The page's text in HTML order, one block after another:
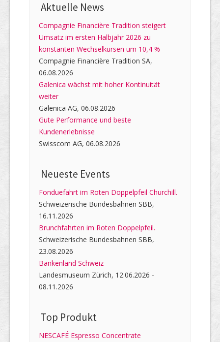
Aktuelle News
Compagnie Financière Tradition steigert
Umsatz im ersten Halbjahr 2026 zu
konstanten Wechselkursen um 10,4 %
Compagnie Financière Tradition SA,
06.08.2026
Galenica wächst mit hoher Kontinuität
weiter
Galenica AG, 06.08.2026
Gute Performance und beste
Kundenerlebnisse
Swisscom AG, 06.08.2026
Neueste Events
Fonduefahrt im Roten Doppelpfeil Churchill.
Schweizerische Bundesbahnen SBB,
16.11.2026
Brunchfahrten im Roten Doppelpfeil.
Schweizerische Bundesbahnen SBB,
23.08.2026
Bankenland Schweiz
Landesmuseum Zürich, 12.06.2026 -
08.11.2026
Top Produkt
NESCAFÉ Espresso Concentrate